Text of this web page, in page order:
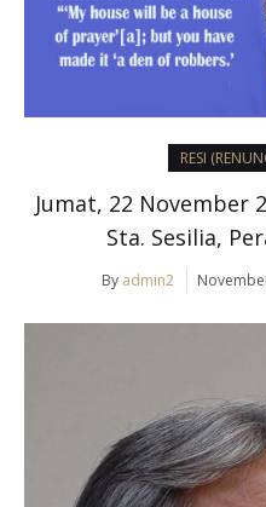
RESI
Jumat, 22 November
Sta. Sesilia,
By admin2